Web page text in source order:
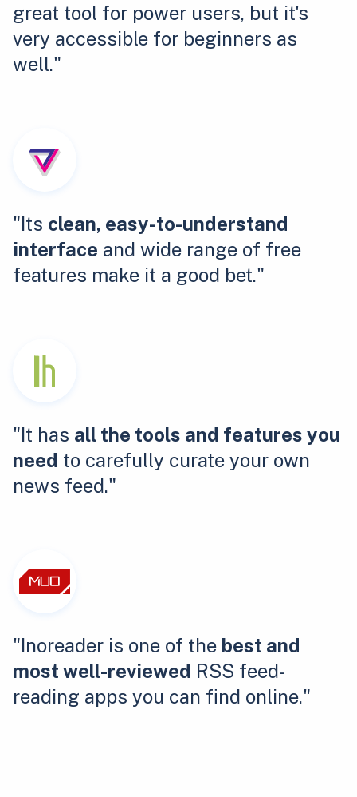
great tool for power users, but it's
very accessible for beginners as
well."
"Its clean, easy-to-understand
interface and wide range of free
features make it a good bet."
"It has all the tools and features you
need to carefully curate your own
news feed."
"Inoreader is one of the best and
most well-reviewed RSS feed-
reading apps you can find online."